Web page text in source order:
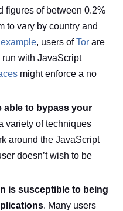
figures of between 0.2%
to vary by country and
, users ofTor are
with JavaScript
might enforce a no
able to bypass your
variety of techniques
around the JavaScript
doesn’t wish to be
is susceptible to being
. Many users